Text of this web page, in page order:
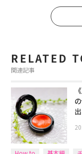
RELATED
関連記事
出